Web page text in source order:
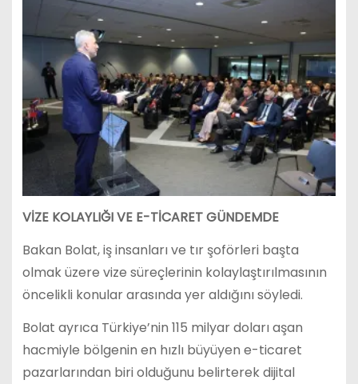
VİZE KOLAYLIĞI VE E-TİCARET GÜNDEMDE
Bakan Bolat, iş insanları ve tır şoförleri başta
olmak üzere vize süreçlerinin kolaylaştırılmasının
öncelikli konular arasında yer aldığını söyledi.
Bolat ayrıca Türkiye’nin 115 milyar doları aşan
hacmiyle bölgenin en hızlı büyüyen e-ticaret
pazarlarından biri olduğunu belirterek dijital